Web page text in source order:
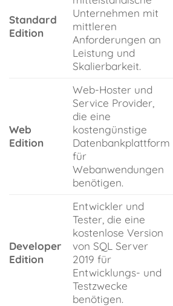
Standard
Edition
Unternehmen mit
mittleren
Anforderungen an
Leistung und
Skalierbarkeit.
Web
Edition
Web-Hoster und
Service Provider,
die eine
kostengünstige
Datenbankplattform
für
Webanwendungen
benötigen.
Developer
Edition
Entwickler und
Tester, die eine
kostenlose Version
von SQL Server
2019 für
Entwicklungs- und
Testzwecke
benötigen.